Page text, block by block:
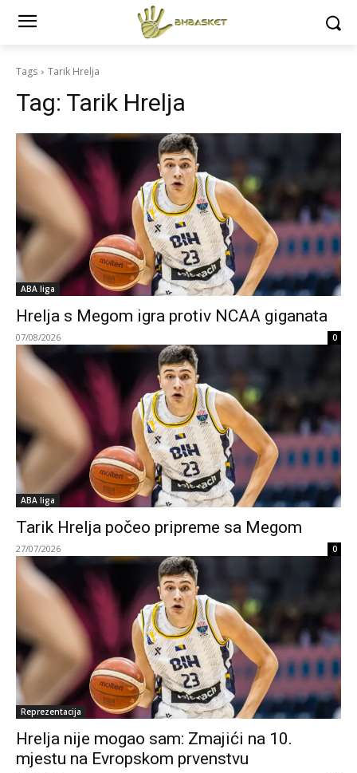
Tags Tarik Hrelja
Tag: Tarik Hrelja
ABA liga
Hrelja s Megom igra protiv NCAA giganata
07/08/2026 0
ABA liga
Tarik Hrelja počeo pripreme sa Megom
27/07/2026 0
Reprezentacija
Hrelja nije mogao sam: Zmajići na 10.
mjestu na Evropskom prvenstvu